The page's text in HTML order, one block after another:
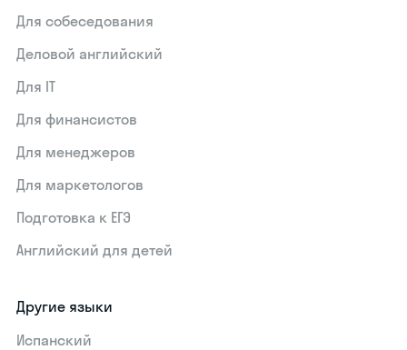
Для собеседования
Деловой английский
Для IT
Для финансистов
Для менеджеров
Для маркетологов
Подготовка к ЕГЭ
Английский для детей
Другие языки
Испанский